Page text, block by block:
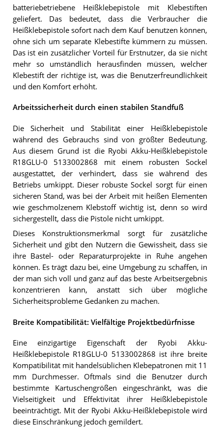
batteriebetriebene Heißklebepistole mit Klebestiften
geliefert. Das bedeutet, dass die Verbraucher die
Heißklebepistole sofort nach dem Kauf benutzen können,
ohne sich um separate Klebestifte kümmern zu müssen.
Das ist ein zusätzlicher Vorteil für Erstnutzer, da sie nicht
mehr so umständlich herausfinden müssen, welcher
Klebestift der richtige ist, was die Benutzerfreundlichkeit
und den Komfort erhöht.
Arbeitssicherheit durch einen stabilen Standfuß
Die Sicherheit und Stabilität einer Heißklebepistole
während des Gebrauchs sind von größter Bedeutung.
Aus diesem Grund ist die Ryobi Akku-Heißklebepistole
R18GLU-0 5133002868 mit einem robusten Sockel
ausgestattet, der verhindert, dass sie während des
Betriebs umkippt. Dieser robuste Sockel sorgt für einen
sicheren Stand, was bei der Arbeit mit heißen Elementen
wie geschmolzenem Klebstoff wichtig ist, denn so wird
sichergestellt, dass die Pistole nicht umkippt.
Dieses Konstruktionsmerkmal sorgt für zusätzliche
Sicherheit und gibt den Nutzern die Gewissheit, dass sie
ihre Bastel- oder Reparaturprojekte in Ruhe angehen
können. Es trägt dazu bei, eine Umgebung zu schaffen, in
der man sich voll und ganz auf das beste Arbeitsergebnis
konzentrieren kann, anstatt sich über mögliche
Sicherheitsprobleme Gedanken zu machen.
Breite Kompatibilität: Vielfältige Projektbedürfnisse
Eine einzigartige Eigenschaft der Ryobi Akku-
Heißklebepistole R18GLU-0 5133002868 ist ihre breite
Kompatibilität mit handelsüblichen Klebepatronen mit 11
mm Durchmesser. Oftmals sind die Benutzer durch
bestimmte Kartuschengrößen eingeschränkt, was die
Vielseitigkeit und Effektivität ihrer Heißklebepistole
beeinträchtigt. Mit der Ryobi Akku-Heißklebepistole wird
diese Einschränkung jedoch gemildert.